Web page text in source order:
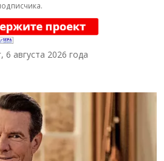
6 августа 2026 года